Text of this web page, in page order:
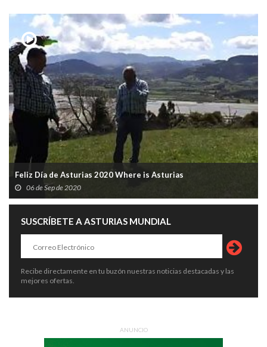
Feliz Día de Asturias 2020 Where is Asturias
06 de Sep de 2020
SUSCRÍBETE A ASTURIAS MUNDIAL
Recibe directamente en tu buzón nuestras noticias destacadas y las
mejores ofertas.
ANUNCIO